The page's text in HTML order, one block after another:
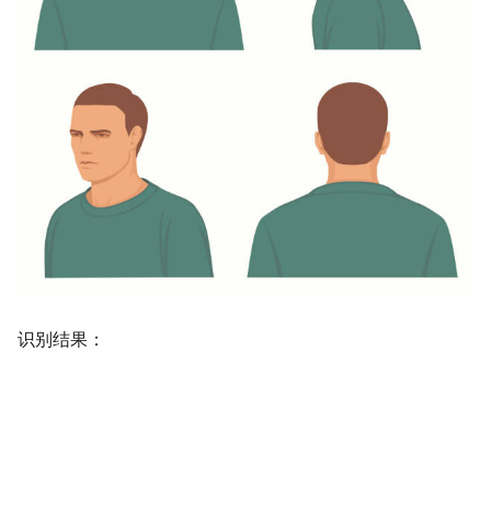
识别结果：